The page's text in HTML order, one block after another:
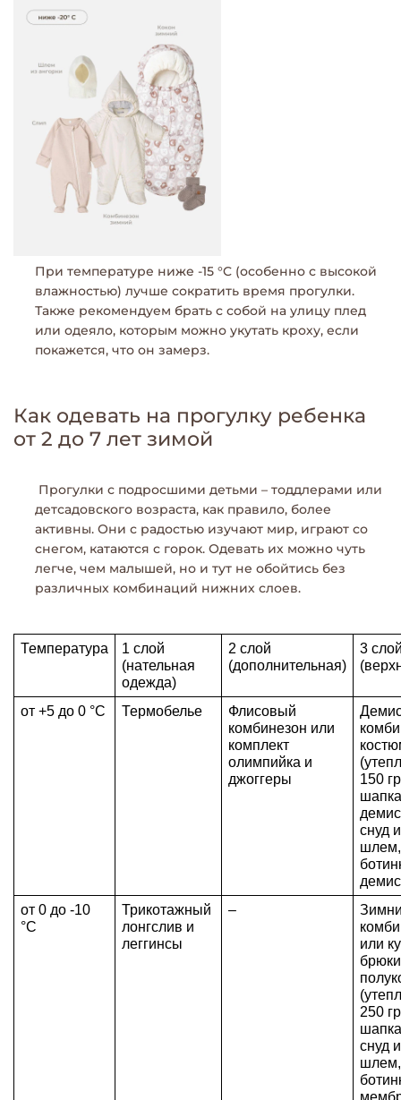
При температуре ниже -15 °C (особенно с высокой
влажностью) лучше сократить время прогулки.
Также рекомендуем брать с собой на улицу плед
или одеяло, которым можно укутать кроху, если
покажется, что он замерз.
Как одевать на прогулку ребенка
от 2 до 7 лет зимой
Прогулки с подросшими детьми – тоддлерами или
детсадовского возраста, как правило, более
активны. Они с радостью изучают мир, играют со
снегом, катаются с горок. Одевать их можно чуть
легче, чем малышей, но и тут не обойтись без
различных комбинаций нижних слоев.
Температура
1 слой
(нательная
одежда)
2 слой
(дополнительная)
3
от +5 до 0 °C Термобелье
Флисовый
комбинезон или
комплект
олимпийка и
джоггеры
150
шапка
снуд
от 0 до -10
°C
Трикотажный
лонгслив и
леггинсы
–
или
250
снуд